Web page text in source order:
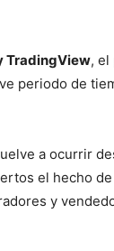
TradingView, el
periodo de
a ocurrir
el hecho
y